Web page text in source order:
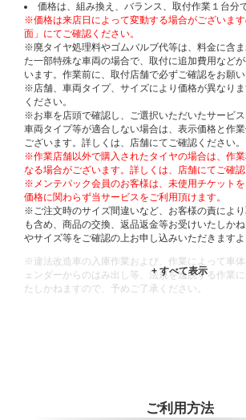
価格は、組み換え、バランス、取付作業１台分で
※価格は来店日によって変動する場合がございま
面」にてご確認ください。
※廃タイヤ処理料やゴムバルブ代等は、料金に含
た一部特殊な車両の場合で、取付に追加費用など
います。作業前に、取付店舗で必ずご確認をお願い
※店舗、車両タイプ、サイズにより価格が異なり
ください。
※お車を店頭で確認し、ご選択いただいたサービス
車両タイプ等が適合しない場合は、表示価格と作
ございます。詳しくは、店舗にてご確認ください。
※作業店舗以外で購入されたタイヤの場合は、作
なる場合がございます。詳しくは、店舗にてご確認
※メンテパック会員のお客様は、未使用チケット
価格に関わらず当サービスをご利用頂けます。
※ご注文時のサイズ間違いなど、お客様の責によ
も含め、商品の交換、返品返金等お受けいたしか
やサイズ等をご確認の上お申し込みいただきますよ
※違法改造車の入庫作業および、作業によって車
ェンダーからのはみ出し等、法規を逸脱する作業
たしかねますので、予めご了承ください。
ご利用方法